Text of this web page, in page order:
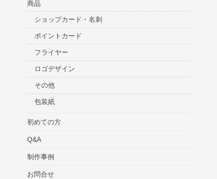
商品
ショップカード・名刺
ポイントカード
フライヤー
ロゴデザイン
その他
包装紙
初めての方
Q&A
制作事例
お問合せ